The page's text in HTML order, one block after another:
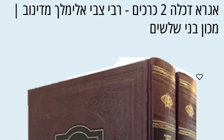
אגרא דכלה 2 כרכים - רבי צבי אלימלך מדינוב |
מכון בני שלשים